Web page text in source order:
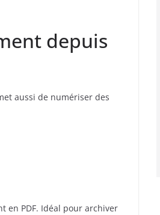
depuis
aussi de numériser des
en PDF. Idéal pour archiver